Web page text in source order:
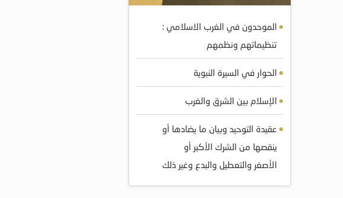
الموحدون في الغرب الاسلامي :
تنظيماتهم ونظمهم
الحوار في السيرة النبوية
الإسلام بين الشرق والغرب
عقيدة التوحيد وبيان ما يضادها أو
ينقصها من الشرك الأكبر أو
الأصغر والتعطيل والبدع وغير ذلك